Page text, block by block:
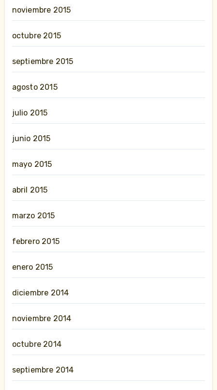
noviembre 2015
octubre 2015
septiembre 2015
agosto 2015
julio 2015
junio 2015
mayo 2015
abril 2015
marzo 2015
febrero 2015
enero 2015
diciembre 2014
noviembre 2014
octubre 2014
septiembre 2014